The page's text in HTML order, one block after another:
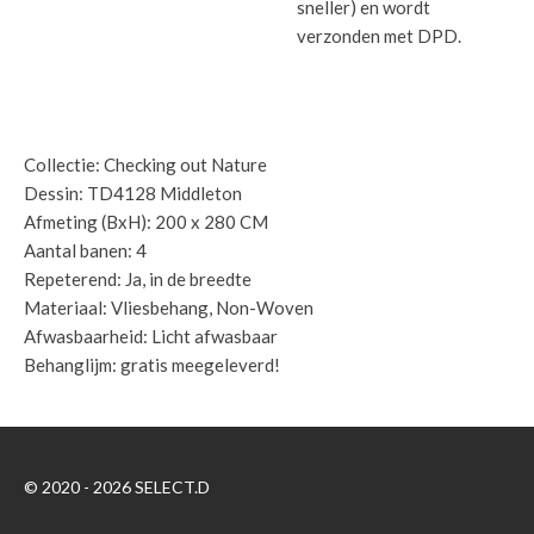
sneller) en wordt
verzonden met DPD.
Collectie: Checking out Nature
Dessin: TD4128 Middleton
Afmeting (BxH): 200 x 280 CM
Aantal banen: 4
Repeterend: Ja, in de breedte
Materiaal: Vliesbehang, Non-Woven
Afwasbaarheid: Licht afwasbaar
Behanglijm: gratis meegeleverd!
© 2020 - 2026 SELECT.D